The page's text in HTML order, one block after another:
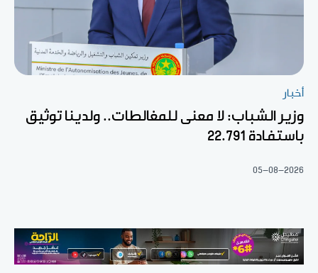
أخبار
وزير الشباب: لا معنى للمغالطات.. ولدينا توثيق
باستفادة 22.791
05-08-2026